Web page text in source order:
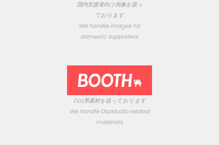
国内支援者向け画像を扱っ
ております
We handle images for
domestic supporters.
Daz系素材を扱っております
We handle Dazstudio related
materials.